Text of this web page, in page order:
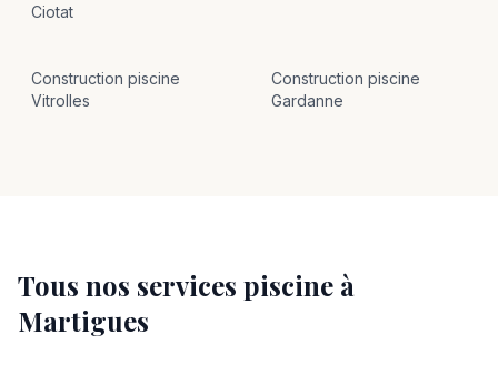
Ciotat
Construction piscine
Vitrolles
Construction piscine
Gardanne
Tous nos services piscine à
Martigues